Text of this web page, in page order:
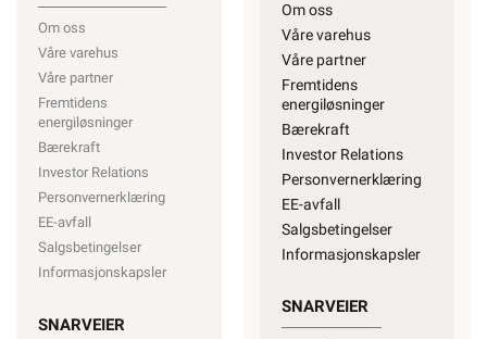
Om oss
Våre varehus
Våre partner
Fremtidens
energiløsninger
Bærekraft
Investor Relations
Personvernerklæring
EE-avfall
Salgsbetingelser
Informasjonskapsler
SNARVEIER
Om oss
Våre varehus
Våre partner
Fremtidens
energiløsninger
Bærekraft
Investor Relations
Personvernerklæring
EE-avfall
Salgsbetingelser
Informasjonskapsler
SNARVEIER